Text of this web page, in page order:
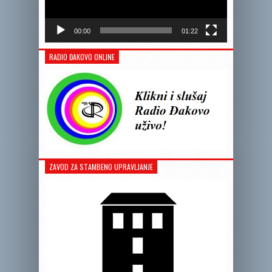
00:00 01:22
RADIO ĐAKOVO ONLINE
ZAVOD ZA STAMBENO UPRAVLJANJE